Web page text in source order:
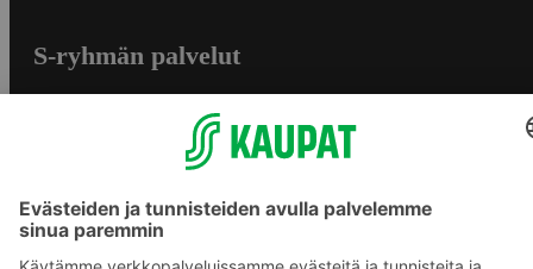
S-ryhmän palvelut
S-ostoslista -sovellus
Prisma.fi
Sokos.fi